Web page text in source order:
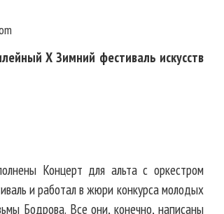
X Зимний фестиваль искусств
Концерт для альта с оркестром
и работал в жюри конкурса молодых
Бодрова. Все они, конечно, написаны